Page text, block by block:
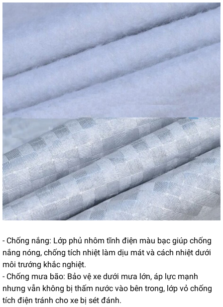
- Chống nắng: Lớp phủ nhôm tĩnh điện màu bạc giúp chống
nắng nóng, chống tích nhiệt làm dịu mát và cách nhiệt dưới
môi trướng khắc nghiệt.
- Chống mưa bão: Bảo vệ xe dưới mưa lớn, áp lực mạnh
nhưng vẫn không bị thấm nước vào bên trong, lớp vỏ chống
tích điện tránh cho xe bị sét đánh.